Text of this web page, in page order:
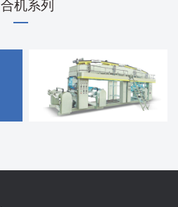
机系列